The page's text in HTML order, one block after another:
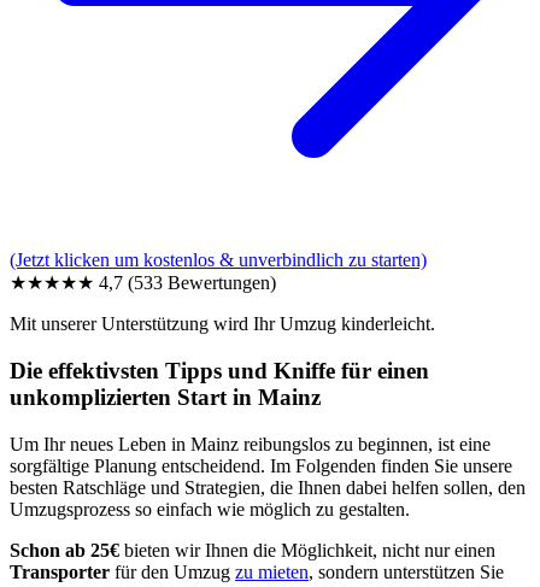
(Jetzt klicken um kostenlos & unverbindlich zu starten)
★★★★★ 4,7 (533 Bewertungen)
Mit unserer Unterstützung wird Ihr Umzug kinderleicht.
Die effektivsten Tipps und Kniffe für einen
unkomplizierten Start in Mainz
Um Ihr neues Leben in Mainz reibungslos zu beginnen, ist eine
sorgfältige Planung entscheidend. Im Folgenden finden Sie unsere
besten Ratschläge und Strategien, die Ihnen dabei helfen sollen, den
Umzugsprozess so einfach wie möglich zu gestalten.
Schon ab 25€ bieten wir Ihnen die Möglichkeit, nicht nur einen
Transporter für den Umzug zu mieten, sondern unterstützen Sie